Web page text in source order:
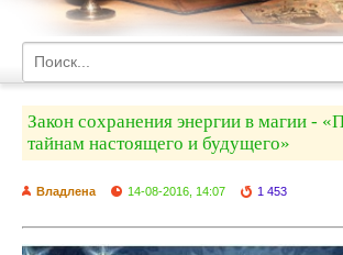
Закон сохранения энергии в магии -
тайнам настоящего и будущего»
Владлена 14-08-2016, 14:07 1 453